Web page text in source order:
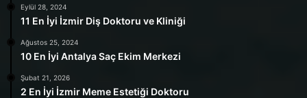
Eylül 28, 2024
11 En İyi İzmir Diş Doktoru ve Kliniği
Ağustos 25, 2024
10 En İyi Antalya Saç Ekim Merkezi
Şubat 21, 2026
2 En İyi İzmir Meme Estetiği Doktoru